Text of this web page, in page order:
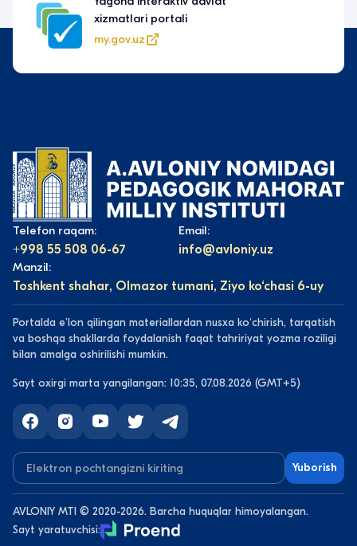
xizmatlari portali
my.gov.uz
Telefon raqam:
+998 55 508 06-67
Email:
info@avloniy.uz
Manzil:
Toshkent shahar, Olmazor tumani, Ziyo ko‘chasi 6-uy
Portalda eʼlon qilingan materiallardan nusxa koʻchirish, tarqatish
va boshqa shakllarda foydalanish faqat tahririyat yozma roziligi
bilan amalga oshirilishi mumkin.
Sayt oxirgi marta yangilangan: 10:35, 07.08.2026 (GMT+5)
Yuborish
AVLONIY MTI © 2020-2026. Barcha huquqlar himoyalangan.
Sayt yaratuvchisi: